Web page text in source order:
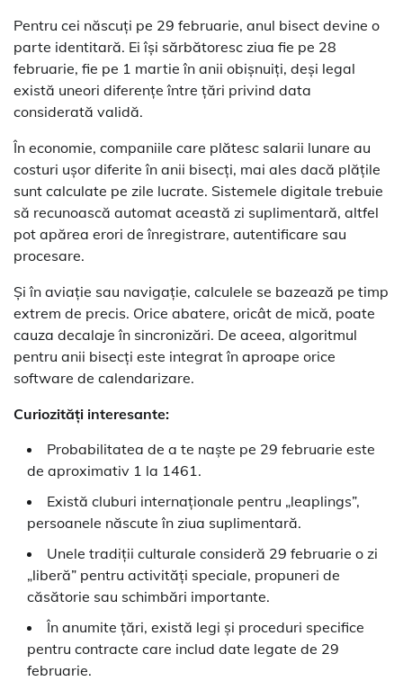
Pentru cei născuți pe 29 februarie, anul bisect devine o
parte identitară. Ei își sărbătoresc ziua fie pe 28
februarie, fie pe 1 martie în anii obișnuiți, deși legal
există uneori diferențe între țări privind data
considerată validă.
În economie, companiile care plătesc salarii lunare au
costuri ușor diferite în anii bisecți, mai ales dacă plățile
sunt calculate pe zile lucrate. Sistemele digitale trebuie
să recunoască automat această zi suplimentară, altfel
pot apărea erori de înregistrare, autentificare sau
procesare.
Și în aviație sau navigație, calculele se bazează pe timp
extrem de precis. Orice abatere, oricât de mică, poate
cauza decalaje în sincronizări. De aceea, algoritmul
pentru anii bisecți este integrat în aproape orice
software de calendarizare.
Curiozități interesante:
Probabilitatea de a te naște pe 29 februarie este
de aproximativ 1 la 1461.
Există cluburi internaționale pentru „leaplings”,
persoanele născute în ziua suplimentară.
Unele tradiții culturale consideră 29 februarie o zi
„liberă” pentru activități speciale, propuneri de
căsătorie sau schimbări importante.
În anumite țări, există legi și proceduri specifice
pentru contracte care includ date legate de 29
februarie.